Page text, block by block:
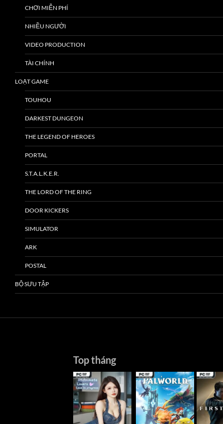
CHƠI MIỄN PHÍ
NHIỀU NGƯỜI
VIDEO PRODUCTION
TÀI CHÍNH
LOẠT GAME
TOUHOU
DARKEST DUNGEON
THE LEGEND OF HEROES
PORTAL
S.T.A.L.K.E.R.
THE LORD OF THE RING
DOOR KICKERS
SIMULATOR
ARK
POSTAL
BỘ SƯU TẬP
Top tháng